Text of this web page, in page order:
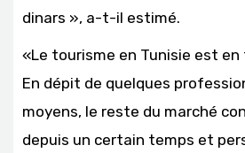
dinars », a-t-il estimé.
«Le tourisme en Tunisie est en
En dépit de quelques
moyens, le reste du marché
depuis un certain temps et